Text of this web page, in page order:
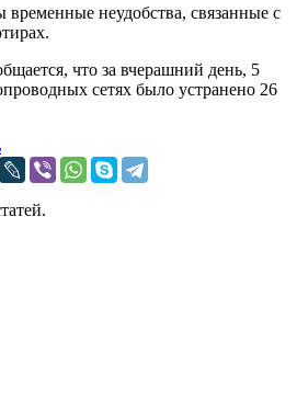
неудобства, связанные с
что за вчерашний день, 5
сетях было устранено 26